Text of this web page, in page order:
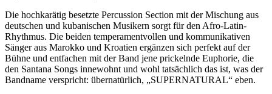
Die hochkarätig besetzte Percussion Section mit der Mischung aus
deutschen und kubanischen Musikern sorgt für den Afro-Latin-
Rhythmus. Die beiden temperamentvollen und kommunikativen
Sänger aus Marokko und Kroatien ergänzen sich perfekt auf der
Bühne und entfachen mit der Band jene prickelnde Euphorie, die
den Santana Songs innewohnt und wohl tatsächlich das ist, was der
Bandname verspricht: übernatürlich, „SUPERNATURAL“ eben.